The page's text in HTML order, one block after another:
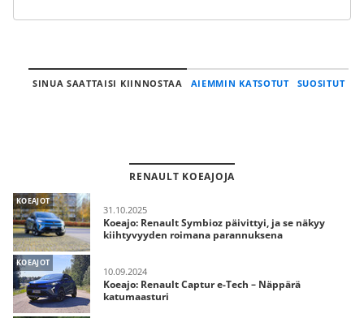
SINUA SAATTAISI KIINNOSTAA AIEMMIN KATSOTUT SUOSITUT
RENAULT KOEAJOJA
KOEAJOT
31.10.2025
Koeajo: Renault Symbioz päivittyi, ja se näkyy
kiihtyvyyden roimana parannuksena
KOEAJOT
10.09.2024
Koeajo: Renault Captur e-Tech – Näppärä
katumaasturi